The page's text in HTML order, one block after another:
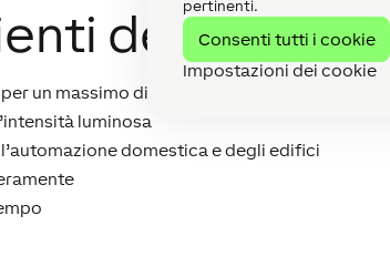
pertinenti.
Consenti tutti i cookie
Impostazioni dei cookie
della Table
un massimo di 72 ore (al 50% di luminosità)
luminosa
domestica e degli edifici